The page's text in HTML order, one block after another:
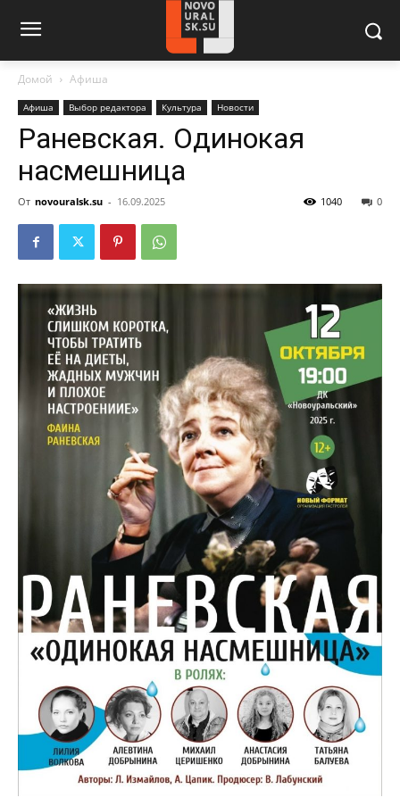
Домой Афиша
Афиша Выбор редактора Культура Новости
Раневская. Одинокая
насмешница
От novouralsk.su - 16.09.2025 0
1040